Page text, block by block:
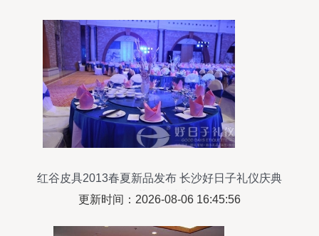
红谷皮具2013春夏新品发布 长沙好日子礼仪庆典
与您共鉴时尚新篇
更新时间：2026-08-06 16:45:56